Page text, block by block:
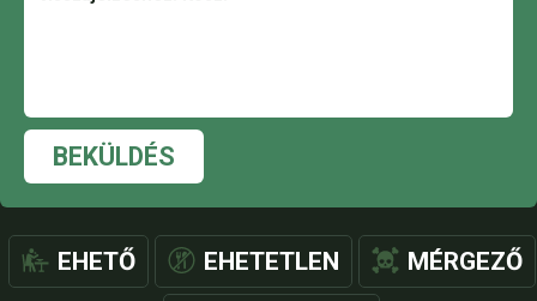
BEKÜLDÉS
EHETŐ EHETETLEN MÉRGEZŐ